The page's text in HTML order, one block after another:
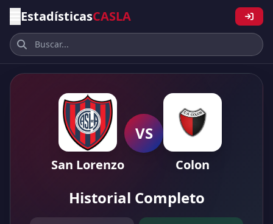
EstadísticasCASLA
San Lorenzo
VS
Colon
Historial Completo